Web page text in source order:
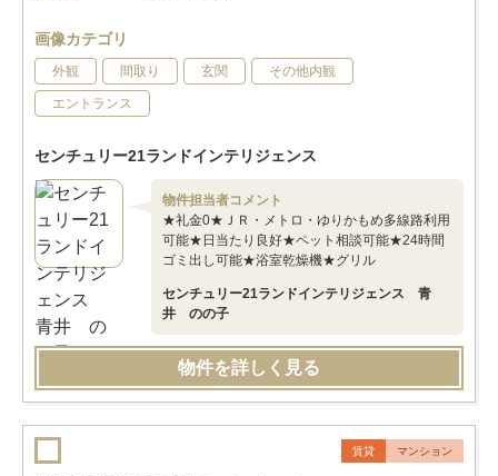
画像カテゴリ
外観 間取り 玄関 その他内観
エントランス
センチュリー21ランドインテリジェンス
物件担当者コメント
★礼金0★ＪＲ・メトロ・ゆりかもめ多線路利用
可能★日当たり良好★ペット相談可能★24時間
ゴミ出し可能★浴室乾燥機★グリル
センチュリー21ランドインテリジェンス 青
井 のの子
物件を詳しく見る
賃貸 マンション